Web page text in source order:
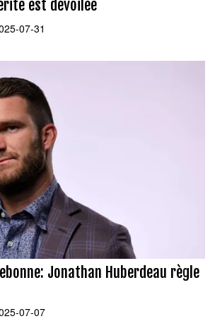
est dévoilée
07-31
Jonathan Huberdeau règle
07-07